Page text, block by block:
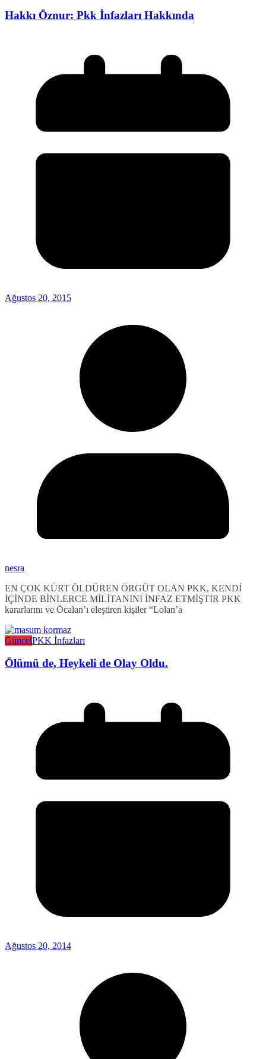
Hakkı Öznur: Pkk İnfazları Hakkında
Ağustos 20, 2015
nesra
EN ÇOK KÜRT ÖLDÜREN ÖRGÜT OLAN PKK, KENDİ
İÇİNDE BİNLERCE MİLİTANINI İNFAZ ETMİŞTİR PKK
kararlarını ve Öcalan’ı eleştiren kişiler “Lolan’a
GüncelPKK İnfazları
Ölümü de, Heykeli de Olay Oldu.
Ağustos 20, 2014